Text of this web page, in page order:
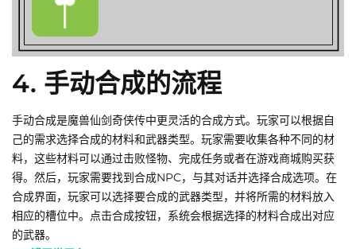
4. 手动合成的流程
手动合成是魔兽仙剑奇侠传中更灵活的合成方式。玩家可以根据自
己的需求选择合成的材料和武器类型。玩家需要收集各种不同的材
料，这些材料可以通过击败怪物、完成任务或者在游戏商城购买获
得。然后，玩家需要找到合成NPC，与其对话并选择合成选项。在
合成界面，玩家可以选择要合成的武器类型，并将所需的材料放入
相应的槽位中。点击合成按钮，系统会根据选择的材料合成出对应
的武器。